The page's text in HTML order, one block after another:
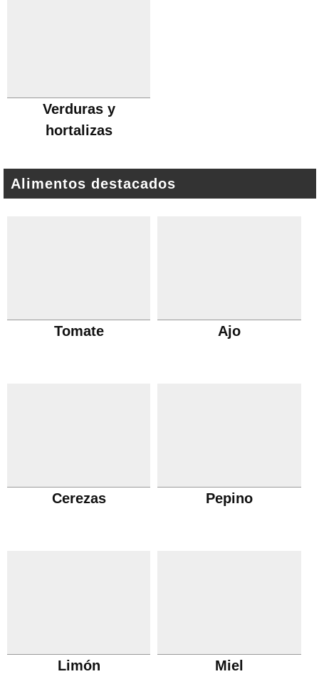
Verduras y
hortalizas
Alimentos destacados
Tomate Ajo
Cerezas Pepino
Limón Miel